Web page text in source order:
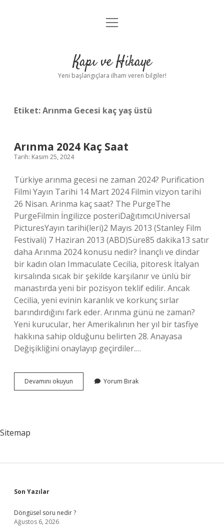
Anasayfa
Yasal Uyarı
menüyü
Kapı ve Hikaye
Yeni başlangıçlara ilham veren bilgiler!
Etiket:Arınma Gecesi kaç yaş üstü
Arınma 2024 Kaç Saat
Tarih: Kasım 25, 2024
Türkiye arınma gecesi ne zaman 2024? Purification
Filmi Yayın Tarihi 14 Mart 2024 Filmin vizyon tarihi
26 Nisan. Arinma kaç saat? The PurgeThe
PurgeFilmin İngilizce posteriDağıtımcıUniversal
PicturesYayın tarihi(leri)2 Mayıs 2013 (Stanley Film
Festivali) 7 Haziran 2013 (ABD)Süre85 dakika13 satır
daha Arınma 2024 konusu nedir? İnançlı ve dindar
bir kadın olan Immaculate Cecilia, pitoresk İtalyan
kırsalında sıcak bir şekilde karşılanır ve ünlü bir
manastırda yeni bir pozisyon teklif edilir. Ancak
Cecilia, yeni evinin karanlık ve korkunç sırlar
barındırdığını fark eder. Arınma günü ne zaman?
Yeni kurucular, her Amerikalının her yıl bir tasfiye
hakkına sahip olduğunu belirten 28. Anayasa
Değişikliğini onaylayıp geçirdiler.…
Devamını okuyun
2024
Yorum Bırak
Sitemap
Sidebar
Son Yazılar
Döngüsel soru nedir ?
Ağustos 6, 2026